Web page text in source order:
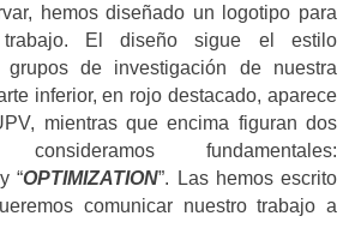
hemos diseñado un logotipo para
trabajo. El diseño sigue el estilo
de investigación de nuestra
inferior, en rojo destacado, aparece
mientras que encima figuran dos
fundamentales:
“OPTIMIZATION”. Las hemos escrito
comunicar nuestro trabajo a